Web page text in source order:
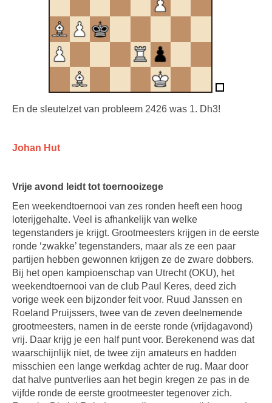
En de sleutelzet van probleem 2426 was 1. Dh3!
Johan Hut
Vrije avond leidt tot toernooizege
Een weekendtoernooi van zes ronden heeft een hoog
loterijgehalte. Veel is afhankelijk van welke
tegenstanders je krijgt. Grootmeesters krijgen in de eerste
ronde ‘zwakke’ tegenstanders, maar als ze een paar
partijen hebben gewonnen krijgen ze de zware dobbers.
Bij het open kampioenschap van Utrecht (OKU), het
weekendtoernooi van de club Paul Keres, deed zich
vorige week een bijzonder feit voor. Ruud Janssen en
Roeland Pruijssers, twee van de zeven deelnemende
grootmeesters, namen in de eerste ronde (vrijdagavond)
vrij. Daar krijg je een half punt voor. Berekenend was dat
waarschijnlijk niet, de twee zijn amateurs en hadden
misschien een lange werkdag achter de rug. Maar door
dat halve puntverlies aan het begin kregen ze pas in de
vijfde ronde de eerste grootmeester tegenover zich.